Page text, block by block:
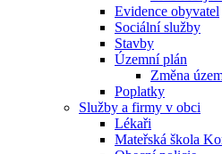
Evidence obyvatel
Sociální služby
Stavby
Územní plán
Změna
Poplatky
Služby a firmy v obci
Lékaři
Mateřská škola